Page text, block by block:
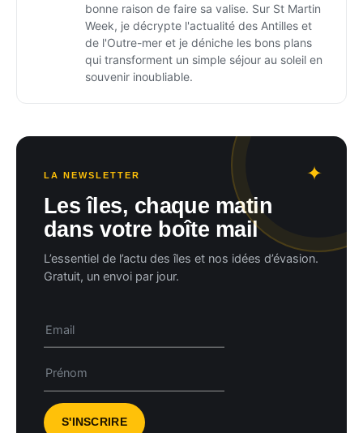
bonne raison de faire sa valise. Sur St Martin
Week, je décrypte l'actualité des Antilles et
de l'Outre-mer et je déniche les bons plans
qui transforment un simple séjour au soleil en
souvenir inoubliable.
LA NEWSLETTER
Les îles, chaque matin
dans votre boîte mail
L’essentiel de l’actu des îles et nos idées d’évasion.
Gratuit, un envoi par jour.